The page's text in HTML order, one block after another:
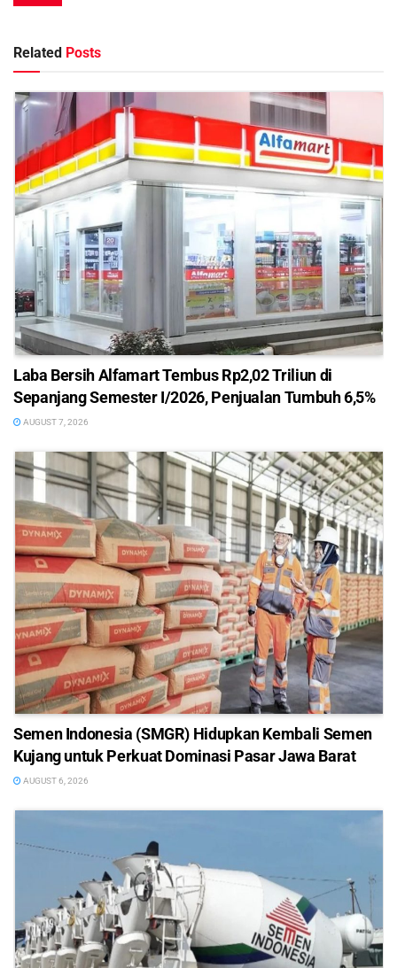
Related Posts
Laba Bersih Alfamart Tembus Rp2,02 Triliun di
Sepanjang Semester I/2026, Penjualan Tumbuh 6,5%
AUGUST 7, 2026
Semen Indonesia (SMGR) Hidupkan Kembali Semen
Kujang untuk Perkuat Dominasi Pasar Jawa Barat
AUGUST 6, 2026